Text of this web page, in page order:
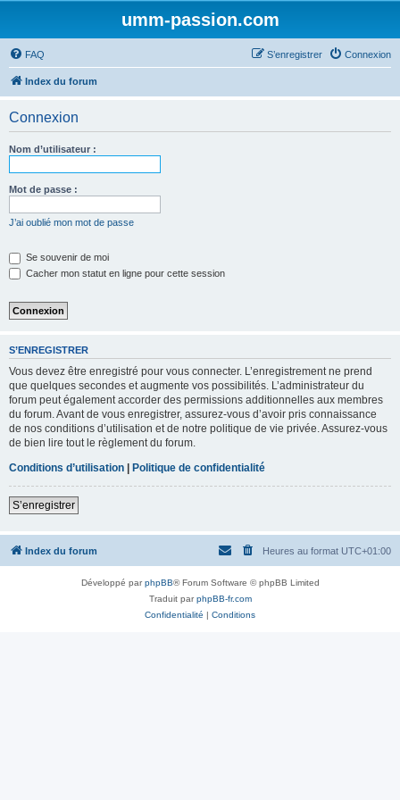
umm-passion.com
FAQ Connexion
S’enregistrer
Index du forum
Connexion
Nom d’utilisateur :
Mot de passe :
J’ai oublié mon mot de passe
Se souvenir de moi
Cacher mon statut en ligne pour cette session
S’ENREGISTRER
Vous devez être enregistré pour vous connecter. L’enregistrement ne prend
que quelques secondes et augmente vos possibilités. L’administrateur du
forum peut également accorder des permissions additionnelles aux membres
du forum. Avant de vous enregistrer, assurez-vous d’avoir pris connaissance
de nos conditions d’utilisation et de notre politique de vie privée. Assurez-vous
de bien lire tout le règlement du forum.
Conditions d’utilisation | Politique de confidentialité
S’enregistrer
Index du forum Heures au format UTC+01:00
Développé parphpBB® Forum Software © phpBB Limited
Traduit parphpBB-fr.com
Confidentialité | Conditions